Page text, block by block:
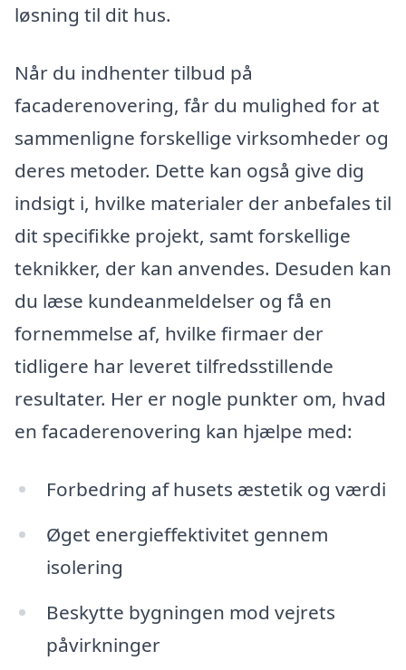
løsning til dit hus.
Når du indhenter tilbud på
facaderenovering, får du mulighed for at
sammenligne forskellige virksomheder og
deres metoder. Dette kan også give dig
indsigt i, hvilke materialer der anbefales til
dit specifikke projekt, samt forskellige
teknikker, der kan anvendes. Desuden kan
du læse kundeanmeldelser og få en
fornemmelse af, hvilke firmaer der
tidligere har leveret tilfredsstillende
resultater. Her er nogle punkter om, hvad
en facaderenovering kan hjælpe med:
Forbedring af husets æstetik og værdi
Øget energieffektivitet gennem
isolering
Beskytte bygningen mod vejrets
påvirkninger